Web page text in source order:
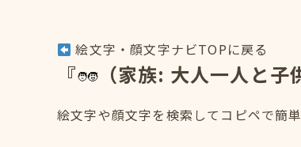
絵文字・顔文字ナビTOPに戻る
『 （家族: 大人一人と子
絵文字や顔文字を検索してコピペで簡単